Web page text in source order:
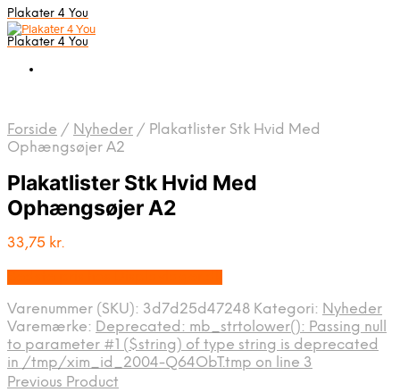
Plakater 4 You
Plakater 4 You
Forside / Nyheder / Plakatlister Stk Hvid Med
Ophængsøjer A2
Plakatlister Stk Hvid Med
Ophængsøjer A2
33,75 kr.
Varenummer (SKU): 3d7d25d47248 Kategori: Nyheder
Varemærke: Deprecated: mb_strtolower(): Passing null
to parameter #1 ($string) of type string is deprecated
in /tmp/xim_id_2004-Q64ObT.tmp on line 3
Previous Product